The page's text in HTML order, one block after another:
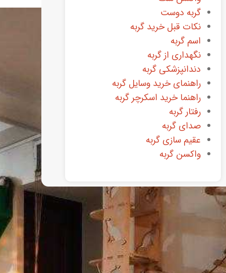
گربه دوست
نکات قبل خرید گربه
اسم گربه
نگهداری از گربه
دندانپزشکی گربه
راهنمای خرید وسایل گربه
راهنما خرید اسکرچر گربه
رفتار گربه
صدای گربه
عقیم سازی گربه
واکسن گربه